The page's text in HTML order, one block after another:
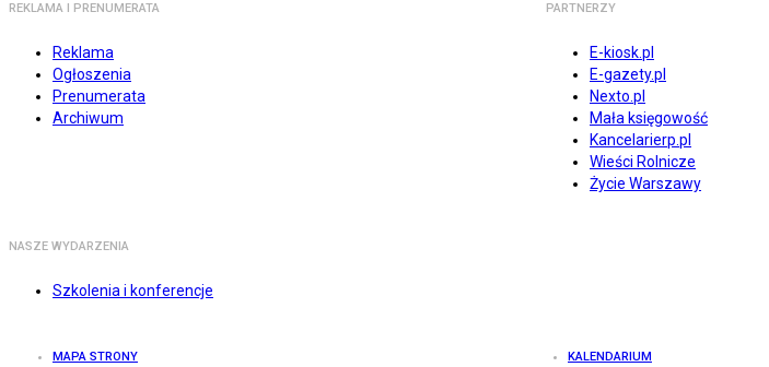
REKLAMA I PRENUMERATA
Reklama
Ogłoszenia
Prenumerata
Archiwum
PARTNERZY
E-kiosk.pl
E-gazety.pl
Nexto.pl
Mała księgowość
Kancelarierp.pl
Wieści Rolnicze
Życie Warszawy
NASZE WYDARZENIA
Szkolenia i konferencje
MAPA STRONY KALENDARIUM